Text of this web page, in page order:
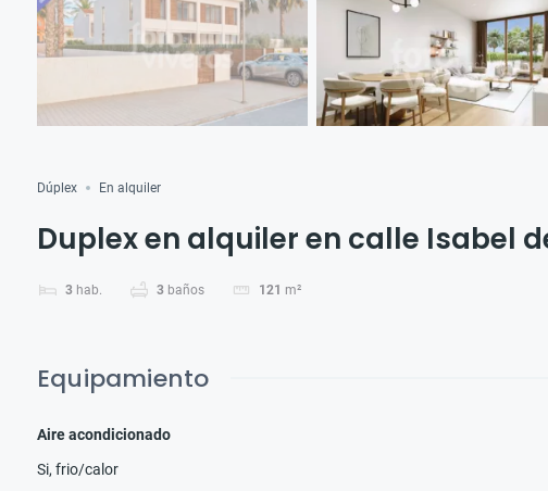
Dúplex En alquiler
Duplex en alquiler en calle Isabel
3 hab. 3 baños 121 m²
Equipamiento
Aire acondicionado
Si, frio/calor